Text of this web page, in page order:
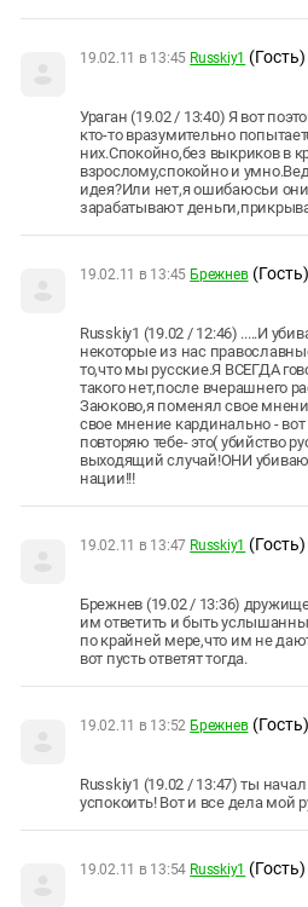
19.02.11 в 13:45 Russkiy1 (Гость)
Ураган (19.02 / 13:40) Я вот
кто-то вразумительно
них.Спокойно,без выкриков в
взрослому,спокойно и
идея?Или нет,я ошибаюсьи
зарабатывают
19.02.11 в 13:45 Брежнев (Гость)
Russkiy1 (19.02 / 12:46) .....И
некоторые из нас
то,что мы русские.Я ВСЕГДА
такого нет,после вчерашнего
Заюково,я поменял свое
свое мнение кардинально - вот
повторяю тебе- это( убийство
выходящий случай!ОНИ
нации!!!
19.02.11 в 13:47 Russkiy1 (Гость)
Брежнев (19.02 / 13:36)
им ответить и быть
по крайней мере,что им не
вот пусть ответят тогда.
19.02.11 в 13:52 Брежнев (Гость)
Russkiy1 (19.02 / 13:47) ты
успокоить! Вот и все дела мой
19.02.11 в 13:54 Russkiy1 (Гость)